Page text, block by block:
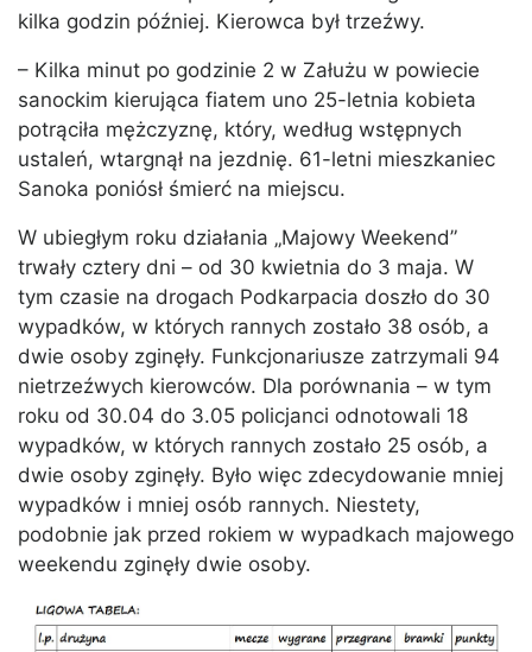
kilka godzin później. Kierowca był trzeźwy.
– Kilka minut po godzinie 2 w Załużu w powiecie
sanockim kierująca fiatem uno 25-letnia kobieta
potrąciła mężczyznę, który, według wstępnych
ustaleń, wtargnął na jezdnię. 61-letni mieszkaniec
Sanoka poniósł śmierć na miejscu.
W ubiegłym roku działania „Majowy Weekend”
trwały cztery dni – od 30 kwietnia do 3 maja. W
tym czasie na drogach Podkarpacia doszło do 30
wypadków, w których rannych zostało 38 osób, a
dwie osoby zginęły. Funkcjonariusze zatrzymali 94
nietrzeźwych kierowców. Dla porównania – w tym
roku od 30.04 do 3.05 policjanci odnotowali 18
wypadków, w których rannych zostało 25 osób, a
dwie osoby zginęły. Było więc zdecydowanie mniej
wypadków i mniej osób rannych. Niestety,
podobnie jak przed rokiem w wypadkach majowego
weekendu zginęły dwie osoby.